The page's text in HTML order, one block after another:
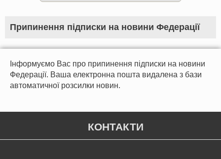
Припинення підписки на новини Федерації
Інформуємо Вас про припинення підписки на новини
Федерації. Ваша електронна пошта видалена з бази
автоматичної розсилки новин.
КОНТАКТИ